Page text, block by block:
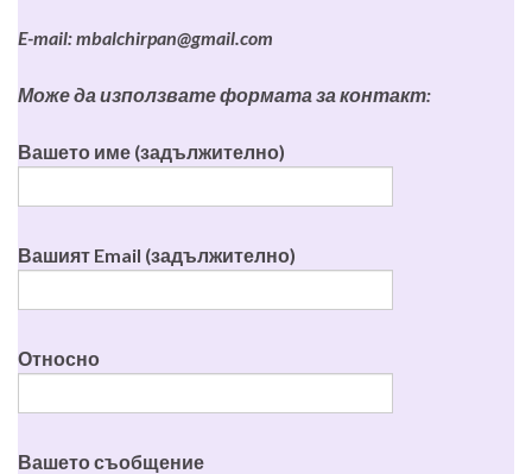
E-mail:mbalchirpan@gmail.com
Може да използвате формата за контакт:
Вашето име (задължително)
Вашият Email (задължително)
Относно
Вашето съобщение